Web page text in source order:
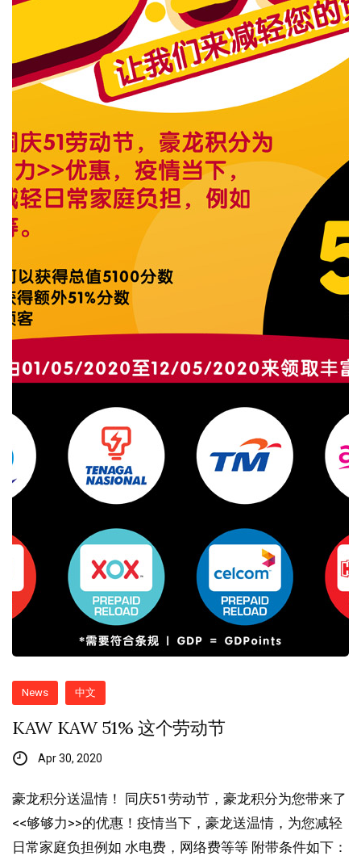
News 中文
KAW KAW 51% 这个劳动节
Apr 30, 2020
豪龙积分送温情！ 同庆51劳动节，豪龙积分为您带来了
<<够够力>>的优惠！疫情当下，豪龙送温情，为您减轻
日常家庭负担例如 水电费，网络费等等 附带条件如下：